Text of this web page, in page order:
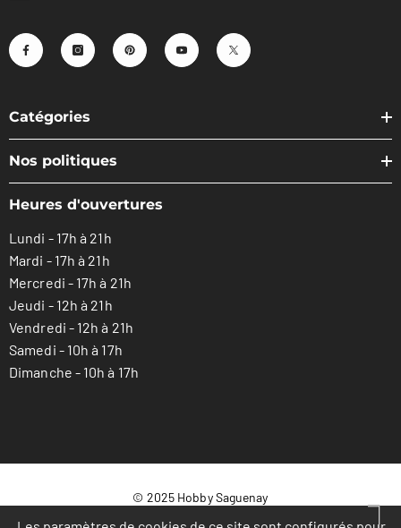
Catégories
Nos politiques
Heures d'ouvertures
Lundi - 17h à 21h
Mardi - 17h à 21h
Mercredi - 17h à 21h
Jeudi - 12h à 21h
Vendredi - 12h à 21h
Samedi - 10h à 17h
Dimanche - 10h à 17h
© 2025 Hobby Saguenay